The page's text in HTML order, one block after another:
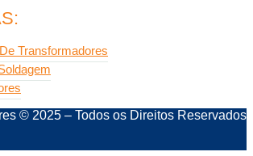
Transformadores
© 2025 – Todos os Direitos Reservados